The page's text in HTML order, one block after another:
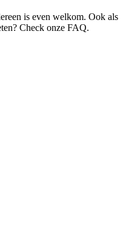
is even welkom. Ook als
Check onze FAQ.